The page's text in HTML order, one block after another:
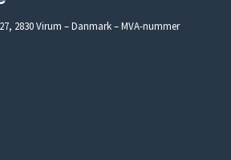
2830 Virum – Danmark – MVA-nummer